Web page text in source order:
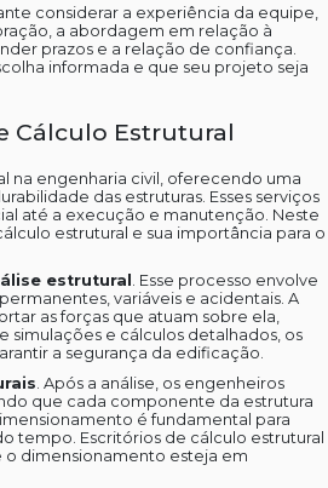
considerar a experiência da equipe,
a abordagem em relação à
prazos e a relação de confiança.
informada e que seu projeto seja
Cálculo Estrutural
na engenharia civil, oferecendo uma
das estruturas. Esses serviços
até a execução e manutenção. Neste
estrutural e sua importância para o
estrutural . Esse processo envolve
variáveis e acidentais. A
as forças que atuam sobre ela,
simulações e cálculos detalhados, os
a segurança da edificação.
. Após a análise, os engenheiros
que cada componente da estrutura
é fundamental para
tempo. Escritórios de cálculo estrutural
o dimensionamento esteja em